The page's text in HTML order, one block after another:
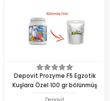
Depovit Prozyme F5 Egzotik
Kuşlara Özel 100 gr bölünmüş